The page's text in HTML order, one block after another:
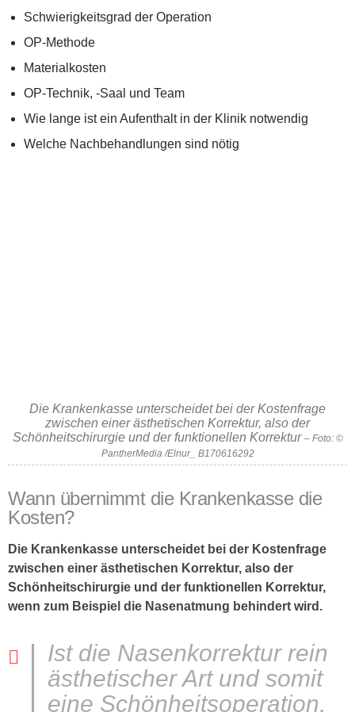
Schwierigkeitsgrad der Operation
OP-Methode
Materialkosten
OP-Technik, -Saal und Team
Wie lange ist ein Aufenthalt in der Klinik notwendig
Welche Nachbehandlungen sind nötig
Die Krankenkasse unterscheidet bei der Kostenfrage
zwischen einer ästhetischen Korrektur, also der
Schönheitschirurgie und der funktionellen Korrektur – Foto: ©
PantherMedia /Elnur_ B170616292
Wann übernimmt die Krankenkasse die
Kosten?
Die Krankenkasse unterscheidet bei der Kostenfrage
zwischen einer ästhetischen Korrektur, also der
Schönheitschirurgie und der funktionellen Korrektur,
wenn zum Beispiel die Nasenatmung behindert wird.
Ist die Nasenkorrektur rein
ästhetischer Art und somit
eine Schönheitsoperation,